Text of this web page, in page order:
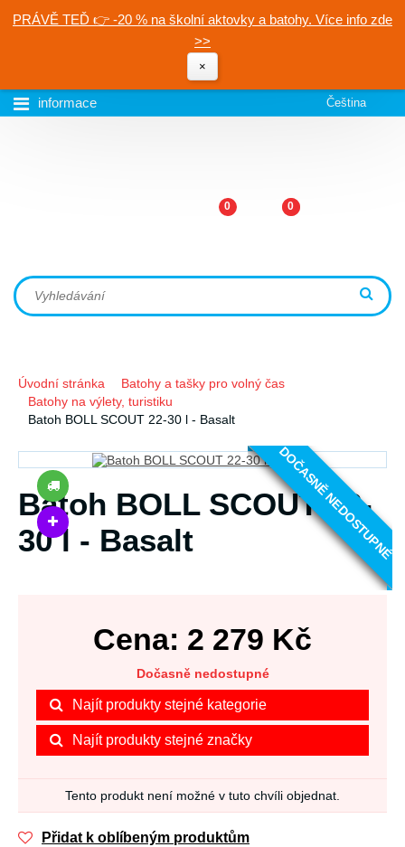
PRÁVĚ TEĎ 👉 -20 % na školní aktovky a batohy. Více info zde
>>
×
informace Čeština
0 0
Úvodní stránka
Batohy a tašky pro volný čas
Batohy na výlety, turistiku
Batoh BOLL SCOUT 22-30 l - Basalt
DOČASNĚ NEDOSTUPNÉ
Batoh BOLL SCOUT 22-
30 l - Basalt
Cena: 2 279 Kč
Dočasně nedostupné
Najít produkty stejné kategorie
Najít produkty stejné značky
Tento produkt není možné v tuto chvíli objednat.
Přidat k oblíbeným produktům